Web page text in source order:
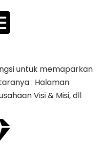
untuk memaparkan
: Halaman
Visi & Misi, dll